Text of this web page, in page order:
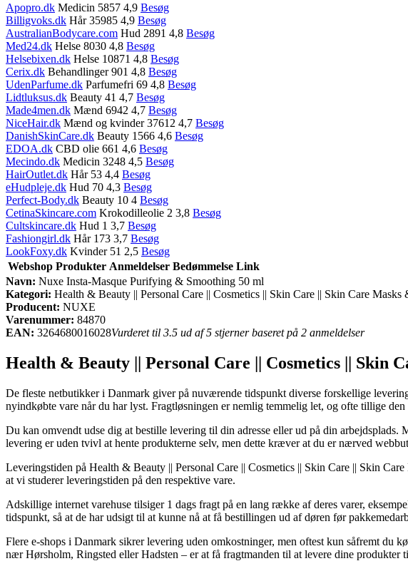
Apopro.dk Medicin 5857 4,9 Besøg
Billigvoks.dk Hår 35985 4,9 Besøg
AustralianBodycare.com Hud 2891 4,8 Besøg
Med24.dk Helse 8030 4,8 Besøg
Helsebixen.dk Helse 10871 4,8 Besøg
Cerix.dk Behandlinger 901 4,8 Besøg
UdenParfume.dk Parfumefri 69 4,8 Besøg
Lidtluksus.dk Beauty 41 4,7 Besøg
Made4men.dk Mænd 6942 4,7 Besøg
NiceHair.dk Mænd og kvinder 37612 4,7 Besøg
DanishSkinCare.dk Beauty 1566 4,6 Besøg
EDOA.dk CBD olie 661 4,6 Besøg
Mecindo.dk Medicin 3248 4,5 Besøg
HairOutlet.dk Hår 53 4,4 Besøg
eHudpleje.dk Hud 70 4,3 Besøg
Perfect-Body.dk Beauty 10 4 Besøg
CetinaSkincare.com Krokodilleolie 2 3,8 Besøg
Cultskincare.dk Hud 1 3,7 Besøg
Fashiongirl.dk Hår 173 3,7 Besøg
LookFoxy.dk Kvinder 51 2,5 Besøg
Webshop Produkter Anmeldelser Bedømmelse Link
Navn: Nuxe Insta-Masque Purifying & Smoothing 50 ml
Kategori: Health & Beauty || Personal Care || Cosmetics || Skin Care || Skin Care Masks
Producent: NUXE
Varenummer: 84870
EAN: 3264680016028Vurderet til 3.5 ud af 5 stjerner baseret på 2 anmeldelser
Health & Beauty || Personal Care || Cosmetics || Skin
De fleste netbutikker i Danmark giver på nuværende tidspunkt diverse forskellige
nyindkøbte vare når du har lyst. Fragtløsningen er nemlig temmelig let, og ofte tillige
Du kan omvendt udse dig at bestille levering til din adresse eller ud på din
levering er uden tvivl at hente produkterne selv, men dette kræver at du er nærved
Leveringstiden på Health & Beauty || Personal Care || Cosmetics || Skin Care || Skin
at vi studerer leveringstiden på den respektive vare.
Adskillige internet varehuse tilsiger 1 dags fragt på en lang række af deres varer,
tidspunkt, så at de har udsigt til at kunne nå at få bestillingen ud af døren før
Flere e-shops i Danmark sikrer levering uden omkostninger, men oftest kun såfremt
nær Hørsholm, Ringsted eller Hadsten – er at få fragtmanden til at levere dine produkter